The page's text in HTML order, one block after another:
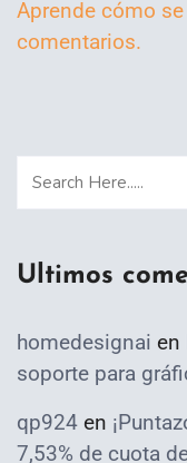
Aprende cómo
comentarios.
Ultimos
homedesignai en
soporte para
qp924 en
7,53% de cuota